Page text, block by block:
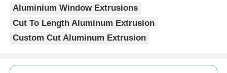
Profili di estrussione per dissipatori di calore in
Aluminium Window Extrusions
Cut To Length Aluminum Extrusion
Custom Cut Aluminum Extrusion